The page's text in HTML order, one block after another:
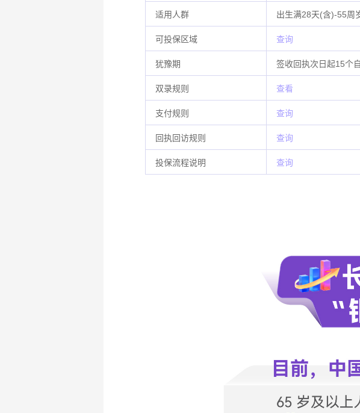
适用人群 出生满28天(含)-55周
可投保区域 查询
犹豫期 签收回执次日起15个
双录规则 查看
支付规则 查询
回执回访规则 查询
投保流程说明 查询